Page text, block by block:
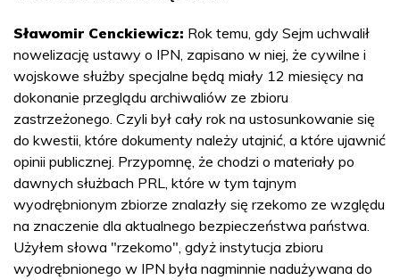
Sławomir Cenckiewicz: Rok temu, gdy Sejm uchwalił
nowelizację ustawy o IPN, zapisano w niej, że cywilne i
wojskowe służby specjalne będą miały 12 miesięcy na
dokonanie przeglądu archiwaliów ze zbioru
zastrzeżonego. Czyli był cały rok na ustosunkowanie się
do kwestii, które dokumenty należy utajnić, a które ujawnić
opinii publicznej. Przypomnę, że chodzi o materiały po
dawnych służbach PRL, które w tym tajnym
wyodrębnionym zbiorze znalazły się rzekomo ze względu
na znaczenie dla aktualnego bezpieczeństwa państwa.
Użyłem słowa "rzekomo", gdyż instytucja zbioru
wyodrębnionego w IPN była nagminnie nadużywana do